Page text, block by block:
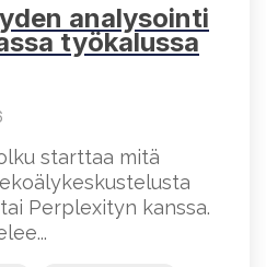
analysointi
työkalussa
starttaa mitä
Perplexityn kanssa.